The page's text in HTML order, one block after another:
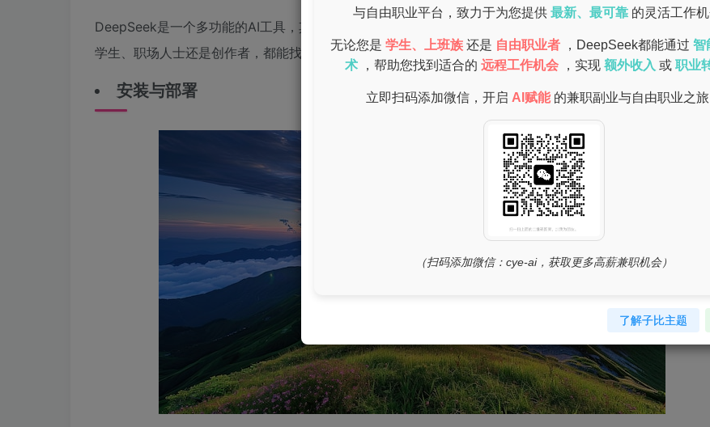
DeepSeek是一个多功能的AI工具，其能在语言处理、图像处理、数据分析等多个方面提供强大的支持。无论
学生、职场人士还是创作者，都能找到适合自己的用法，从而提高工作和学习效率。
安装与部署
与自由职业平台，致力于为您提供 最新、最可靠 的灵活工作机
无论您是 学生、上班族 还是 自由职业者 ，DeepSeek都能通过 智
术
，帮助您找到适合的 远程工作机会 ，实现 额外收入 或 职业
立即扫码添加微信，开启 AI赋能 的兼职副业与自由职业之旅
（扫码添加微信：cye-ai，获取更多高薪兼职机会）
了解子比主题